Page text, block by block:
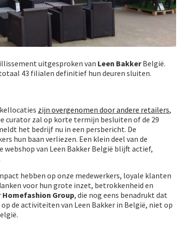
uitgesproken van Leen BakkerBelgië.
43 filialen definitief hun deuren sluiten.
zijn overgenomen door andere retailers,
curator zal op korte termijn besluiten of de 29
het bedrijf nu in een persbericht. De
hun baan verliezen. Een klein deel van de
van Leen Bakker België blijft actief,
hebben op onze medewerkers, loyale klanten
voor hun grote inzet, betrokkenheid en
Homefashion Group, die nog eens benadrukt dat
de activiteiten van Leen Bakker in België, niet op